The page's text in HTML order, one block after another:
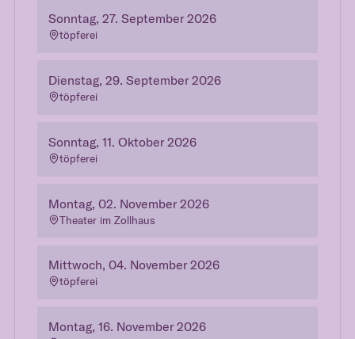
Sonntag, 27. September 2026
töpferei
Dienstag, 29. September 2026
töpferei
Sonntag, 11. Oktober 2026
töpferei
Montag, 02. November 2026
Theater im Zollhaus
Mittwoch, 04. November 2026
töpferei
Montag, 16. November 2026